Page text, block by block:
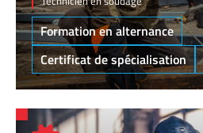
Formation en alternance
Certificat de spécialisation